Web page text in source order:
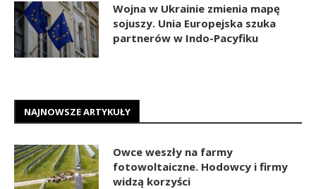
Wojna w Ukrainie zmienia mapę
sojuszy. Unia Europejska szuka
partnerów w Indo-Pacyfiku
NAJNOWSZE ARTYKUŁY
Owce weszły na farmy
fotowoltaiczne. Hodowcy i firmy
widzą korzyści